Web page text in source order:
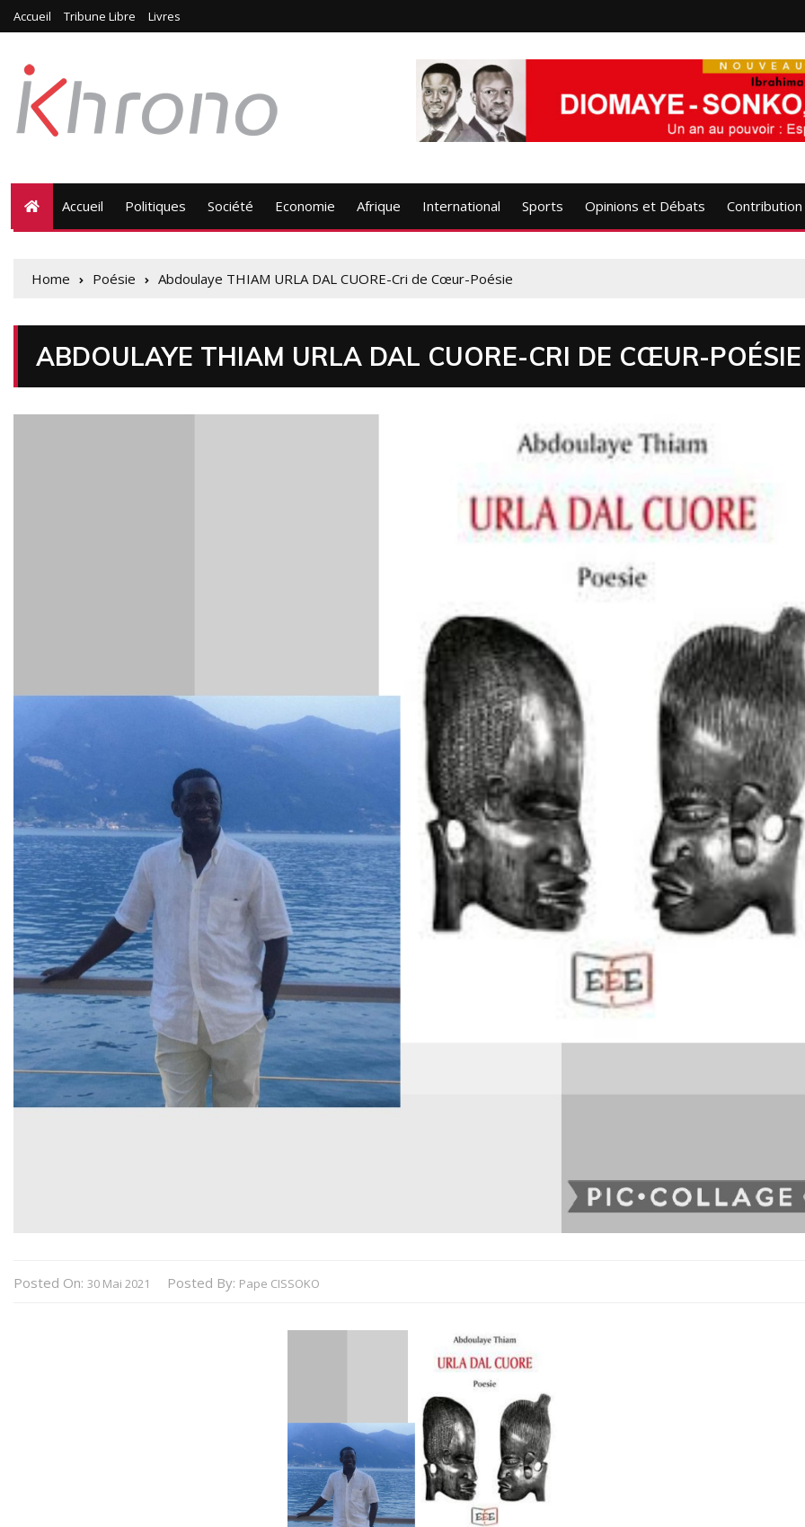
Accueil Tribune Libre Livres
Accueil Politiques Société Economie Afrique International Sports Opinions et Débats Contribution
Home Poésie Abdoulaye THIAM URLA DAL CUORE-Cri de Cœur-Poésie
ABDOULAYE THIAM URLA DAL CUORE-CRI DE CŒUR-POÉSIE
Posted On: 30 Mai 2021 Posted By: Pape CISSOKO